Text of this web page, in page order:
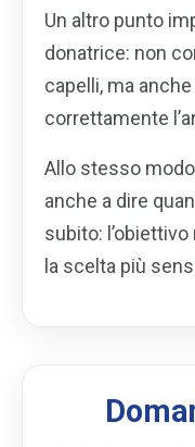
Un altro punto
donatrice: non
capelli, ma
correttamente
Allo stesso
anche a dire
subito:
la scelta più